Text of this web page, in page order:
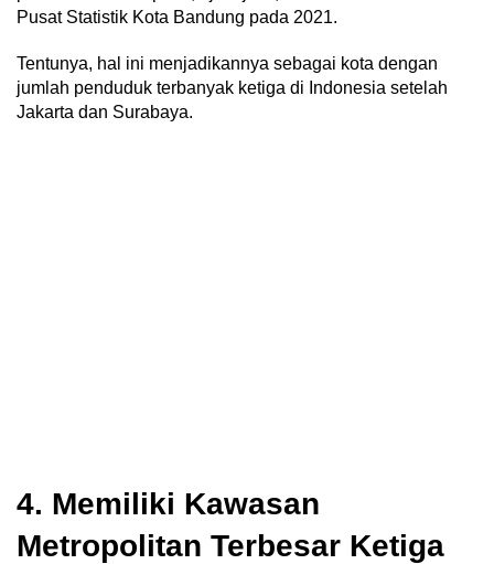
Pusat Statistik Kota Bandung pada 2021.
Tentunya, hal ini menjadikannya sebagai kota dengan
jumlah penduduk terbanyak ketiga di Indonesia setelah
Jakarta dan Surabaya.
4. Memiliki Kawasan
Metropolitan Terbesar Ketiga